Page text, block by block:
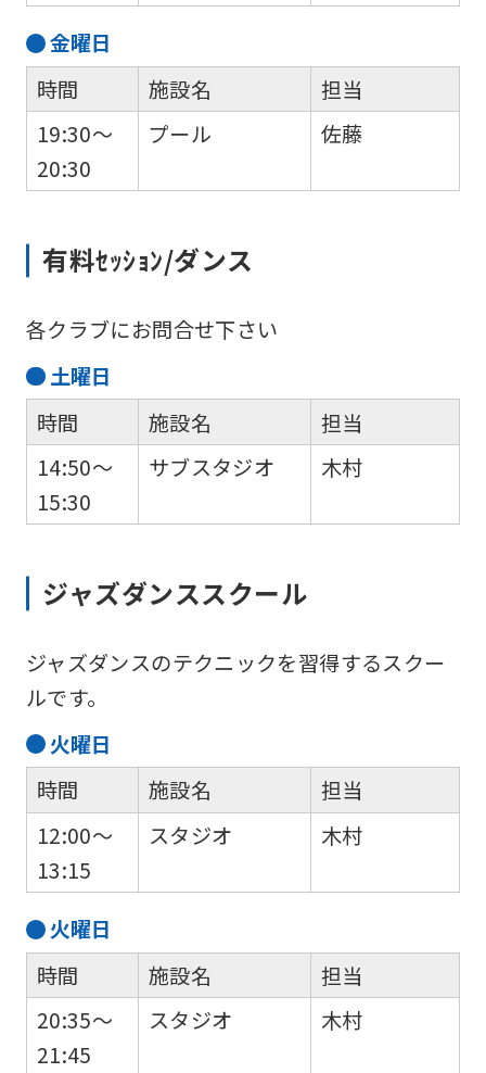
金曜日
時間
19:30～
20:30
施設名
プール
担当
佐藤
有料ｾｯｼｮﾝ/ダンス
各クラブにお問合せ下さい
土曜日
時間
14:50～
15:30
施設名
サブスタジオ
担当
木村
ジャズダンススクール
ジャズダンスのテクニックを習得するスクー
ルです。
火曜日
時間
12:00～
13:15
施設名
スタジオ
担当
木村
火曜日
時間
20:35～
21:45
施設名
スタジオ
担当
木村
foreigners
Sports
official
website
automatically
into
the
automatic
return